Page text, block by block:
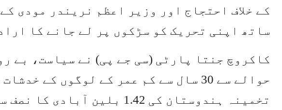
کے خلاف احتجاج اور وزیر اعظم نریندر مودی کے
ساتھ اپنی تحریک کو سڑکوں پر لے جانے کا
کاکروچ جنتا پارٹی (سی جے پی) نے سیاست، بے
حوالے سے 30 سال سے کم عمر کے لوگوں کے
تخمینہ ہندوستان کی 1.42